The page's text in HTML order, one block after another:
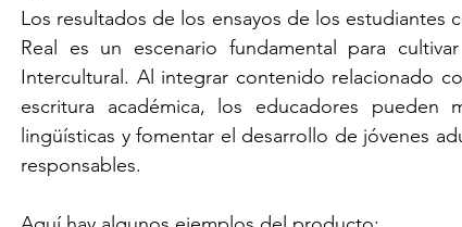
Los resultados de los ensayos de los
Real es un escenario fundamental para
Intercultural. Al integrar contenido relacionado
escritura académica, los educadores pueden
lingüísticas y fomentar el desarrollo de jóvenes
responsables.